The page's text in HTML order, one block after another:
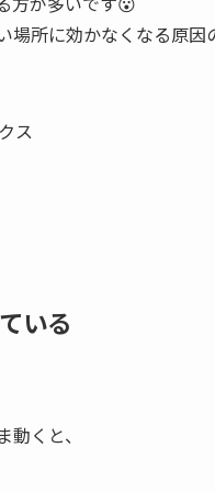
場所に効かなくなる原因
ス
いる
くと、